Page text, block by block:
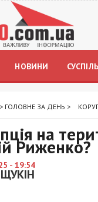
НОВИНИ
> ГОЛОВНЕ ЗА ДЕНЬ >
на
Риженко?
- 19:54